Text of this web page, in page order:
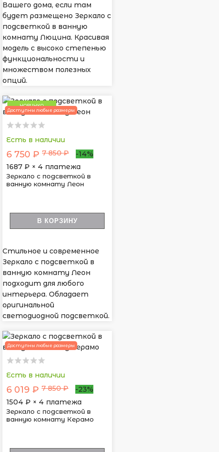
Вашего дома, если там
будет размещено Зеркало с
подсветкой в ванную
комнату Люцина. Красивая
модель с высоко степенью
функциональности и
множеством полезных
опций.
НОВИНКА
Доступны любые размеры
Есть в наличии
6 750 ₽ 7 850 ₽
-14%
1687 ₽ × 4 платежа
Зеркало с подсветкой в
ванную комнату Леон
В КОРЗИНУ
Стильное и современное
Зеркало с подсветкой в
ванную комнату Леон
подходит для любого
интерьера. Обладает
оригинальной
светодиодной подсветкой.
Доступны любые размеры
Есть в наличии
6 019 ₽ 7 850 ₽
-23%
1504 ₽ × 4 платежа
Зеркало с подсветкой в
ванную комнату Керамо